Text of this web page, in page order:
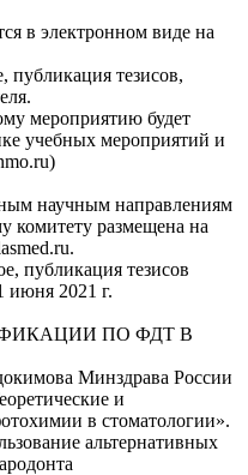
в электронном виде на
публикация тезисов,
мероприятию будет
учебных мероприятий и
научным направлениям
комитету размещена на
публикация тезисов
июня 2021 г.
ПО ФДТ В
Минздрава России
и
в стоматологии».
альтернативных